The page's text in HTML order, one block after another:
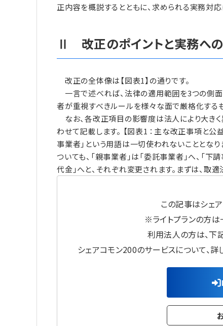
正内容を概説するとともに、求められる実務対応
Ⅱ 改正のポイントと実務へ
改正の全体像は【図表1】の通りです。
一言で述べれば、法律の適用範囲を3つの側
者が重視すべきルールを様々な面で厳格化する
なお、各改正項目の影響度は法人により大き
わせて記載します。 【図表1 ：主な改正事項と
事業者」という用語は一切使われないこととな
ついても、「親事業者」は「委託事業者」へ、「
代金」へと、それぞれ変更されます。まずは、取
この記事はシェ
※ライトプランの方
利用法人の方は、下
シェアコモン200のサービスについて、詳